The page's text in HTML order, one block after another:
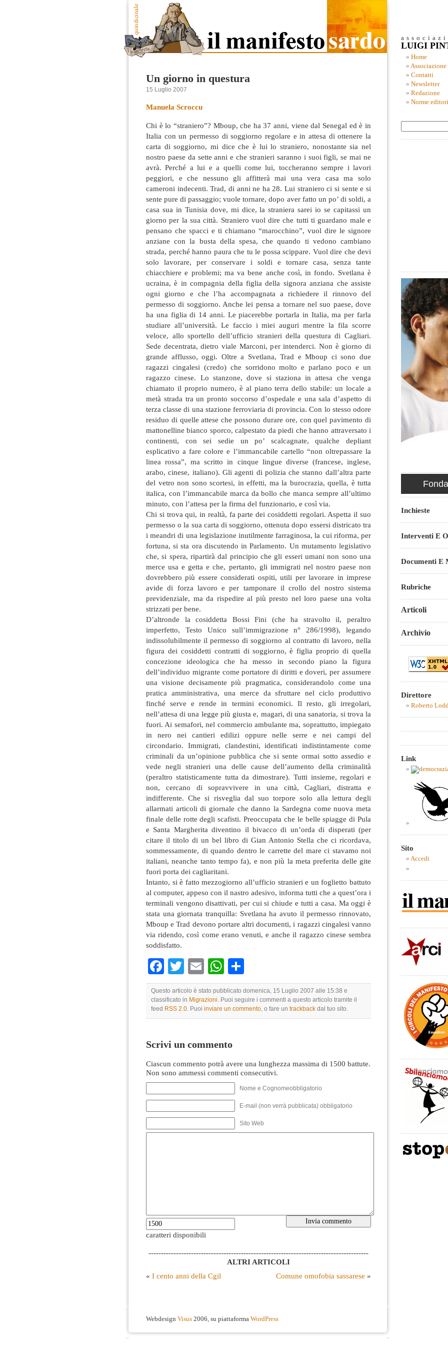
Un giorno in questura
15 Luglio 2007
Manuela Scroccu
Chi è lo “straniero”? Mboup, che ha 37 anni, viene dal Senegal ed è in
Italia con un permesso di soggiorno regolare e in attesa di ottenere la
carta di soggiorno, mi dice che è lui lo straniero, nonostante sia nel
nostro paese da sette anni e che stranieri saranno i suoi figli, se mai ne
avrà. Perché a lui e a quelli come lui, toccheranno sempre i lavori
peggiori, e che nessuno gli affitterà mai una vera casa ma solo
cameroni indecenti. Trad, di anni ne ha 28. Lui straniero ci si sente e si
sente pure di passaggio; vuole tornare, dopo aver fatto un po’ di soldi, a
casa sua in Tunisia dove, mi dice, la straniera sarei io se capitassi un
giorno per la sua città. Straniero vuol dire che tutti ti guardano male e
pensano che spacci e ti chiamano “marocchino”, vuol dire le signore
anziane con la busta della spesa, che quando ti vedono cambiano
strada, perché hanno paura che tu le possa scippare. Vuol dire che devi
solo lavorare, per conservare i soldi e tornare casa, senza tante
chiacchiere e problemi; ma va bene anche così, in fondo. Svetlana è
ucraina, è in compagnia della figlia della signora anziana che assiste
ogni giorno e che l’ha accompagnata a richiedere il rinnovo del
permesso di soggiorno. Anche lei pensa a tornare nel suo paese, dove
ha una figlia di 14 anni. Le piacerebbe portarla in Italia, ma per farla
studiare all’università. Le faccio i miei auguri mentre la fila scorre
veloce, allo sportello dell’ufficio stranieri della questura di Cagliari.
Sede decentrata, dietro viale Marconi, per intenderci. Non è giorno di
grande afflusso, oggi. Oltre a Svetlana, Trad e Mboup ci sono due
ragazzi cingalesi (credo) che sorridono molto e parlano poco e un
ragazzo cinese. Lo stanzone, dove si staziona in attesa che venga
chiamato il proprio numero, è al piano terra dello stabile: un locale a
metà strada tra un pronto soccorso d’ospedale e una sala d’aspetto di
terza classe di una stazione ferroviaria di provincia. Con lo stesso odore
residuo di quelle attese che possono durare ore, con quel pavimento di
mattonelline bianco sporco, calpestato da piedi che hanno attraversato i
continenti, con sei sedie un po’ scalcagnate, qualche depliant
esplicativo a fare colore e l’immancabile cartello “non oltrepassare la
linea rossa”, ma scritto in cinque lingue diverse (francese, inglese,
arabo, cinese, italiano). Gli agenti di polizia che stanno dall’altra parte
del vetro non sono scortesi, in effetti, ma la burocrazia, quella, è tutta
italica, con l’immancabile marca da bollo che manca sempre all’ultimo
minuto, con l’attesa per la firma del funzionario, e così via.
Chi si trova qui, in realtà, fa parte dei cosiddetti regolari. Aspetta il suo
permesso o la sua carta di soggiorno, ottenuta dopo essersi districato tra
i meandri di una legislazione inutilmente farraginosa, la cui riforma, per
fortuna, si sta ora discutendo in Parlamento. Un mutamento legislativo
che, si spera, ripartirà dal principio che gli esseri umani non sono una
merce usa e getta e che, pertanto, gli immigrati nel nostro paese non
dovrebbero più essere considerati ospiti, utili per lavorare in imprese
avide di forza lavoro e per tamponare il crollo del nostro sistema
previdenziale, ma da rispedire al più presto nel loro paese una volta
strizzati per bene.
D’altronde la cosiddetta Bossi Fini (che ha stravolto il, peraltro
imperfetto, Testo Unico sull’immigrazione n° 286/1998), legando
indissolubilmente il permesso di soggiorno al contratto di lavoro, nella
figura dei cosiddetti contratti di soggiorno, è figlia proprio di quella
concezione ideologica che ha messo in secondo piano la figura
dell’individuo migrante come portatore di diritti e doveri, per assumere
una visione decisamente più pragmatica, considerandolo come una
pratica amministrativa, una merce da sfruttare nel ciclo produttivo
finché serve e rende in termini economici. Il resto, gli irregolari,
nell’attesa di una legge più giusta e, magari, di una sanatoria, si trova la
fuori. Ai semafori, nel commercio ambulante ma, soprattutto, impiegato
in nero nei cantieri edilizi oppure nelle serre e nei campi del
circondario. Immigrati, clandestini, identificati indistintamente come
criminali da un’opinione pubblica che si sente ormai sotto assedio e
vede negli stranieri una delle cause dell’aumento della criminalità
(peraltro statisticamente tutta da dimostrare). Tutti insieme, regolari e
non, cercano di sopravvivere in una città, Cagliari, distratta e
indifferente. Che si risveglia dal suo torpore solo alla lettura degli
allarmati articoli di giornale che danno la Sardegna come nuova meta
finale delle rotte degli scafisti. Preoccupata che le belle spiagge di Pula
e Santa Margherita diventino il bivacco di un’orda di disperati (per
citare il titolo di un bel libro di Gian Antonio Stella che ci ricordava,
sommessamente, di quando dentro le carrette del mare ci stavamo noi
italiani, neanche tanto tempo fa), e non più la meta preferita delle gite
fuori porta dei cagliaritani.
Intanto, si è fatto mezzogiorno all’ufficio stranieri e un foglietto battuto
al computer, appeso con il nastro adesivo, informa tutti che a quest’ora i
terminali vengono disattivati, per cui si chiude e tutti a casa. Ma oggi è
stata una giornata tranquilla: Svetlana ha avuto il permesso rinnovato,
Mboup e Trad devono portare altri documenti, i ragazzi cingalesi vanno
via ridendo, così come erano venuti, e anche il ragazzo cinese sembra
soddisfatto.
Facebook
TwitterEmailWhatsApp
Questo articolo è stato pubblicato domenica, 15 Luglio 2007 alle 15:38 e
classificato in Migrazioni. Puoi seguire i commenti a questo articolo tramite il
feed RSS 2.0. Puoi inviare un commento, o fare un trackback dal tuo sito.
Scrivi un commento
Ciascun commento potrà avere una lunghezza massima di 1500 battute.
Non sono ammessi commenti consecutivi.
Nome e Cognomeobbligatorio
E-mail (non verrà pubblicata) obbligatorio
Sito Web
caratteri disponibili
----------------------------------------------------------------------------------------
ALTRI ARTICOLI
« I cento anni della Cgil Comune omofobia sassarese »
LUIGI
Home
Associazione
Contatti
Newsletter
Redazione
Norme
Inchieste
Interventi E
Documenti E
Rubriche
Articoli
Archivio
Direttore
Roberto
Link
Sito
Accedi
Webdesign Visus 2006, su piattaforma WordPress